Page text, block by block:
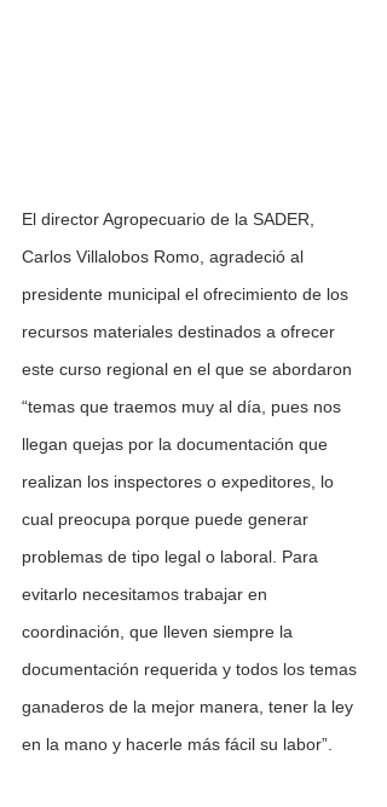
El director Agropecuario de la SADER,
Carlos Villalobos Romo, agradeció al
presidente municipal el ofrecimiento de los
recursos materiales destinados a ofrecer
este curso regional en el que se abordaron
“temas que traemos muy al día, pues nos
llegan quejas por la documentación que
realizan los inspectores o expeditores, lo
cual preocupa porque puede generar
problemas de tipo legal o laboral. Para
evitarlo necesitamos trabajar en
coordinación, que lleven siempre la
documentación requerida y todos los temas
ganaderos de la mejor manera, tener la ley
en la mano y hacerle más fácil su labor”.